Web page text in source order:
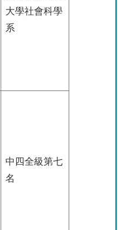
大學社會科學
系
中四全級第七
名